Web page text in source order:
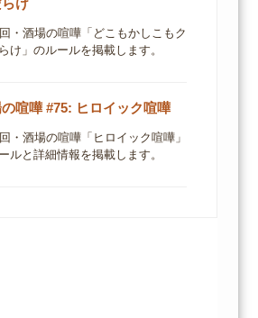
け
・酒場の喧嘩「どこもかしこもク
け」のルールを掲載します。
喧嘩 #75: ヒロイック喧嘩
・酒場の喧嘩「ヒロイック喧嘩」
ルと詳細情報を掲載します。